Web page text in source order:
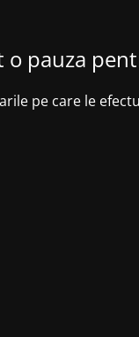
o pauza
pe care le